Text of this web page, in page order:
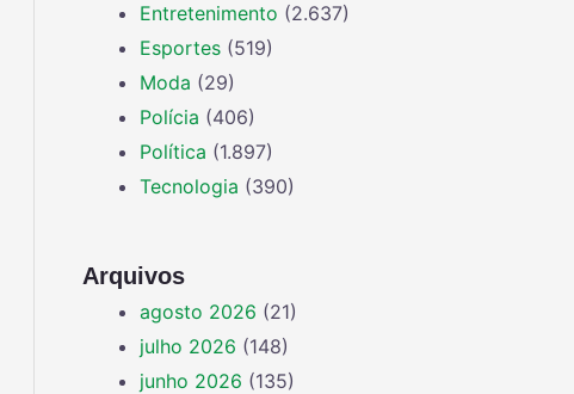
Entretenimento (2.637)
Esportes (519)
Moda (29)
Polícia (406)
Política (1.897)
Tecnologia (390)
Arquivos
agosto 2026 (21)
julho 2026 (148)
junho 2026 (135)